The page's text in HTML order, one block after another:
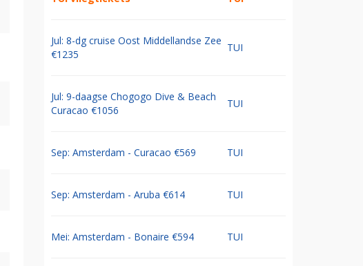
Jul: 8-dg cruise Oost Middellandse Zee
€1235
TUI
Jul: 9-daagse Chogogo Dive & Beach
Curacao €1056
TUI
Sep: Amsterdam - Curacao €569 TUI
Sep: Amsterdam - Aruba €614 TUI
Mei: Amsterdam - Bonaire €594 TUI